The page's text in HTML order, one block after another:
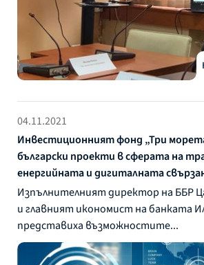
04.11.2021
Инвестиционният фонд „Три
български проекти в сферата на
енергийната и дигиталната
Изпълнителният директор на ББР
и главният икономист на банката
представиха възможностите...